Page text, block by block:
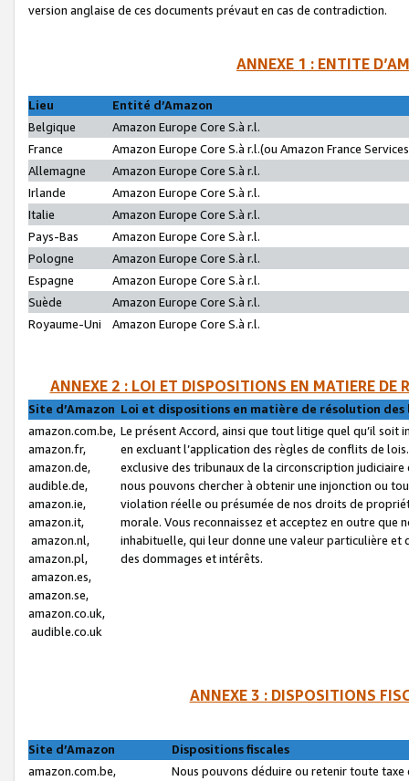
version anglaise de ces documents prévaut en cas de contradiction.
ANNEXE 1 : ENTITE
Lieu
Entité d’Amazon
Belgique
Amazon Europe Core S.à r.l.
France
Amazon Europe Core S.à r.l.(ou Amazon France
Allemagne
Amazon Europe Core S.à r.l.
Irlande
Amazon Europe Core S.à r.l.
Italie
Amazon Europe Core S.à r.l.
Pays-Bas
Amazon Europe Core S.à r.l.
Pologne
Amazon Europe Core S.à r.l.
Espagne
Amazon Europe Core S.à r.l.
Suède
Amazon Europe Core S.à r.l.
Royaume-Uni
Amazon Europe Core S.à r.l.
ANNEXE 2 : LOI ET DISPOSITIONS EN MATIERE DE
Site d’Amazon Loi et dispositions en matière de résolution
amazon.com.be,
amazon.fr,
amazon.de,
audible.de,
amazon.ie,
amazon.it,
amazon.nl,
amazon.pl,
amazon.es,
amazon.se,
amazon.co.uk,
audible.co.uk
Le présent Accord, ainsi que tout litige quel qu’il soit
en excluant l’application des règles de conflits de
exclusive des tribunaux de la circonscription
nous pouvons chercher à obtenir une injonction ou
violation réelle ou présumée de nos droits de
morale. Vous reconnaissez et acceptez en outre que
inhabituelle, qui leur donne une valeur particulière
des dommages et intérêts.
ANNEXE 3 : DISPOSITIONS
Site d’Amazon
Dispositions fiscales
amazon.com.be,
Nous pouvons déduire ou retenir toute